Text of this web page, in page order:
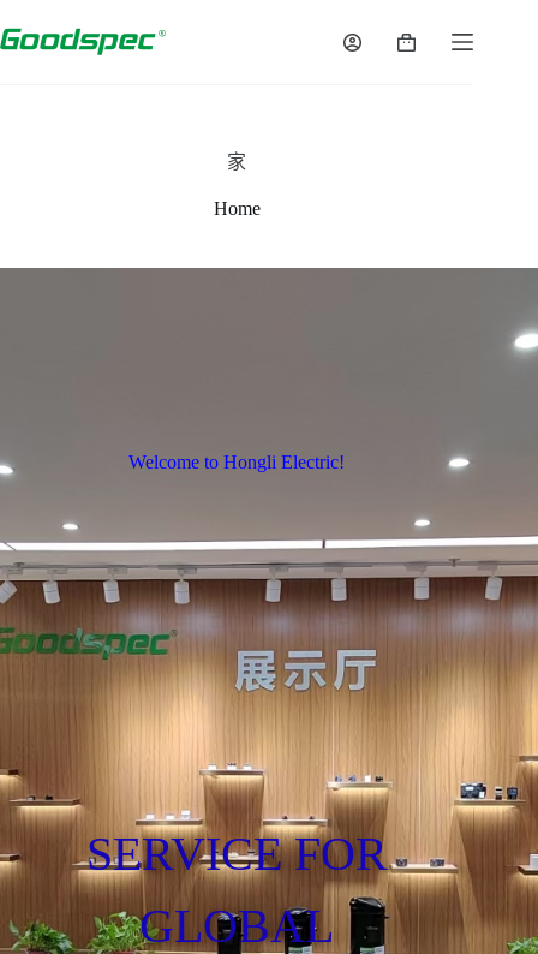
家
Home
Welcome to Hongli Electric!
SERVICE FOR
GLOBAL